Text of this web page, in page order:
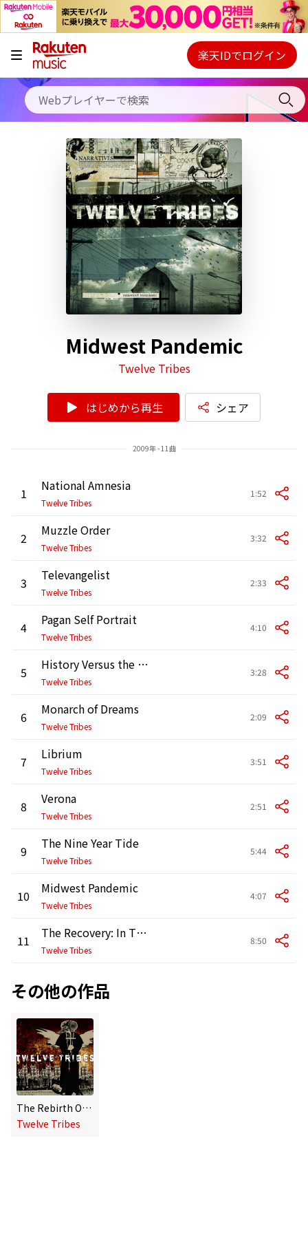
キャンペーン
料金プラン
使い方
初回30日間無料お試し
Webプレイヤー
ご契約内容の確認・変更
楽天IDでログイン
Midwest Pandemic
Twelve Tribes
はじめから再生 シェア
2009年 - 11曲
1 National Amnesia
Twelve Tribes
1:52
2 Muzzle Order
Twelve Tribes
3:32
3 Televangelist
Twelve Tribes
2:33
4 Pagan Self Portrait
Twelve Tribes
4:10
5 History Versus the Pavement
Twelve Tribes
3:28
6 Monarch of Dreams
Twelve Tribes
2:09
7 Librium
Twelve Tribes
3:51
8 Verona
Twelve Tribes
2:51
9 The Nine Year Tide
Twelve Tribes
5:44
10 Midwest Pandemic
Twelve Tribes
4:07
11 The Recovery: In Three Parts - I. God Bless You, Good Thief - II. Towers and Vectors - III. Bridge to the Sun
Twelve Tribes
8:50
その他の作品
The Rebirth Of Tragedy
Twelve Tribes